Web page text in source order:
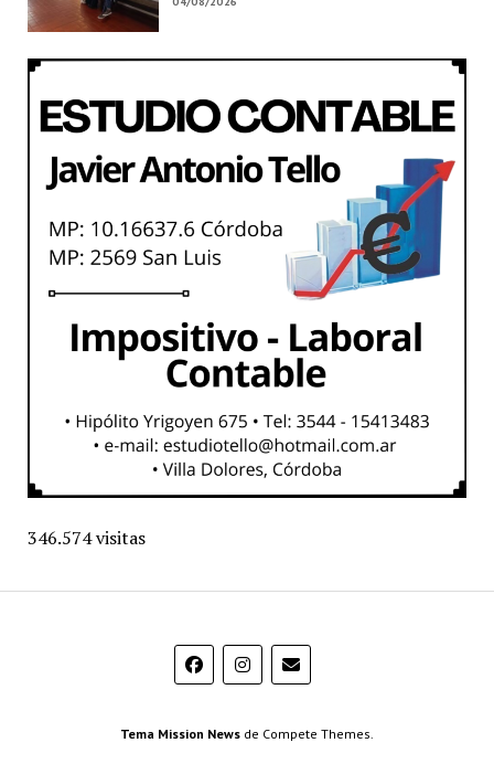
346.574 visitas
Tema Mission News de Compete Themes.